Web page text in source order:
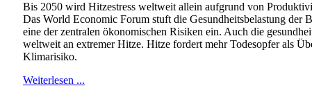
Bis 2050 wird Hitzestress weltweit allein aufgrund von
Das World Economic Forum stuft die Gesundheitsbelastung der
eine der zentralen ökonomischen Risiken ein. Auch die
weltweit an extremer Hitze. Hitze fordert mehr Todesopfer als
Klimarisiko.
Weiterlesen ...